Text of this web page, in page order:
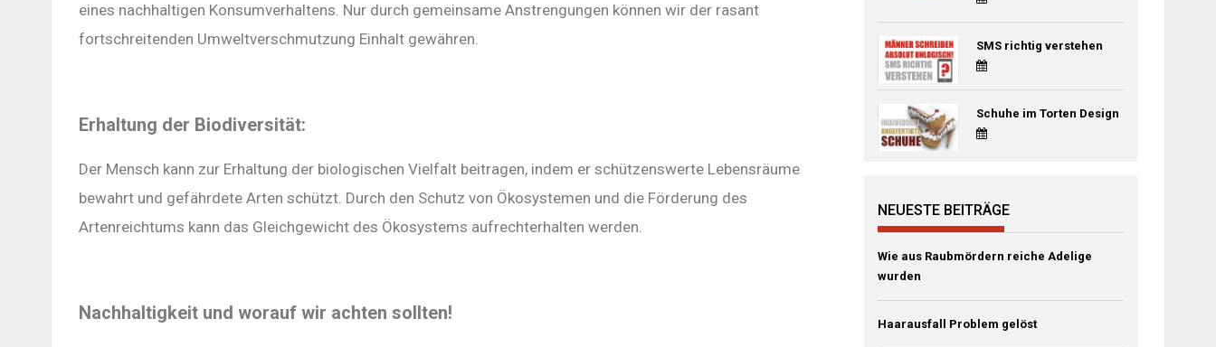
eines nachhaltigen Konsumverhaltens. Nur durch gemeinsame Anstrengungen können wir der rasant
fortschreitenden Umweltverschmutzung Einhalt gewähren.
Erhaltung der Biodiversität:
Der Mensch kann zur Erhaltung der biologischen Vielfalt beitragen, indem er schützenswerte Lebensräume
bewahrt und gefährdete Arten schützt. Durch den Schutz von Ökosystemen und die Förderung des
Artenreichtums kann das Gleichgewicht des Ökosystems aufrechterhalten werden.
Nachhaltigkeit und worauf wir achten sollten!
SMS richtig verstehen
Schuhe im Torten Design
NEUESTE BEITRÄGE
Wie aus Raubmördern reiche Adelige
wurden
Haarausfall Problem gelöst